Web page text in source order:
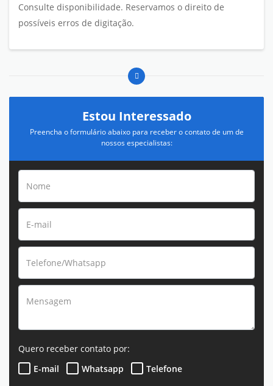
Consulte disponibilidade. Reservamos o direito de
possíveis erros de digitação.
Estou Interessado
Preencha o formulário abaixo para receber o contato de um de
nossos especialistas:
Quero receber contato por:
E-mail
Whatsapp Telefone